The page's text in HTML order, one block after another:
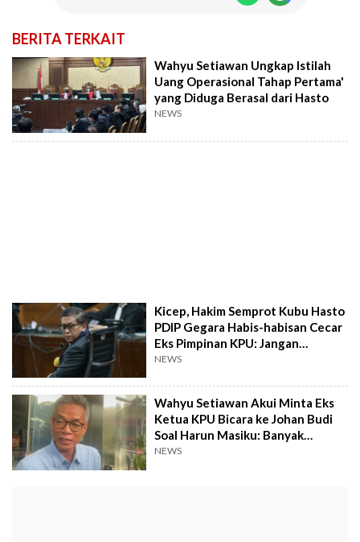
BERITA TERKAIT
Wahyu Setiawan Ungkap Istilah
Uang Operasional Tahap Pertama'
yang Diduga Berasal dari Hasto
NEWS
Kicep, Hakim Semprot Kubu Hasto
PDIP Gegara Habis-habisan Cecar
Eks Pimpinan KPU: Jangan
Dipotong!
NEWS
Wahyu Setiawan Akui Minta Eks
Ketua KPU Bicara ke Johan Budi
Soal Harun Masiku: Banyak
Makelar
NEWS